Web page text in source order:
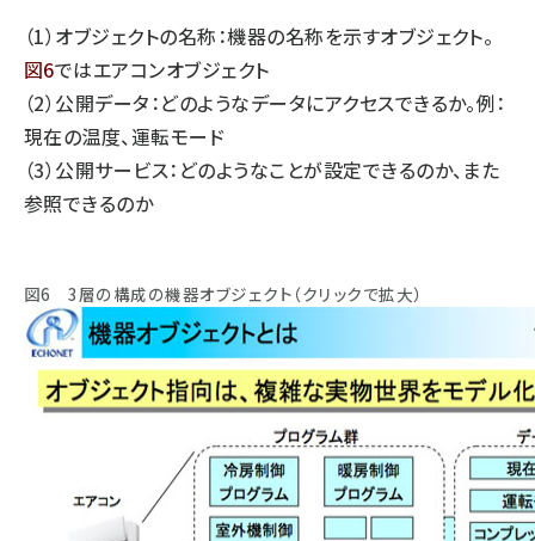
（1）オブジェクトの名称：機器の名称を示すオブジェクト。
図6ではエアコンオブジェクト
（2）公開データ：どのようなデータにアクセスできるか。例：
現在の温度、運転モード
（3）公開サービス：どのようなことが設定できるのか、また
参照できるのか
図6 3層の構成の機器オブジェクト（クリックで拡大）